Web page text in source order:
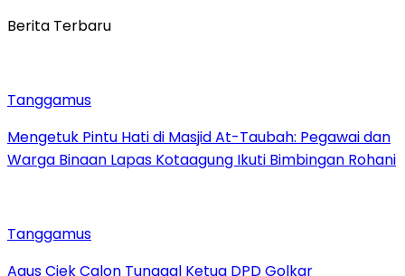
Berita Terbaru
Tanggamus
Mengetuk Pintu Hati di Masjid At-Taubah: Pegawai dan
Warga Binaan Lapas Kotaagung Ikuti Bimbingan Rohani
Tanggamus
Agus Ciek Calon Tunggal Ketua DPD Golkar